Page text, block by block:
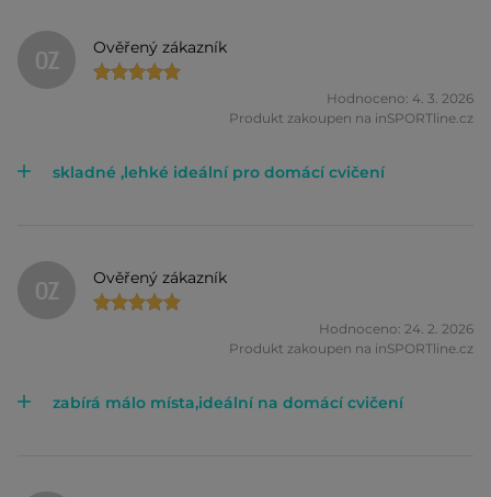
OZ Ověřený zákazník
Hodnoceno: 4. 3. 2026
Produkt zakoupen na inSPORTline.cz
skladné ,lehké ideální pro domácí cvičení
OZ Ověřený zákazník
Hodnoceno: 24. 2. 2026
Produkt zakoupen na inSPORTline.cz
zabírá málo místa,ideální na domácí cvičení